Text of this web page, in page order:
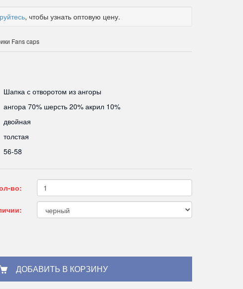
, чтобы узнать оптовую цену.
Fans caps
Шапка с отворотом из ангоры
ангора 70% шерсть 20% акрил 10%
двойная
толстая
56-58
во: